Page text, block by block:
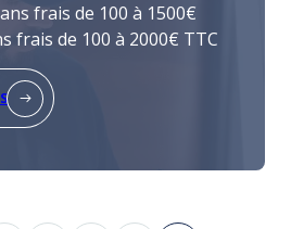
frais de 100 à 1500€
frais de 100 à 2000€ TTC